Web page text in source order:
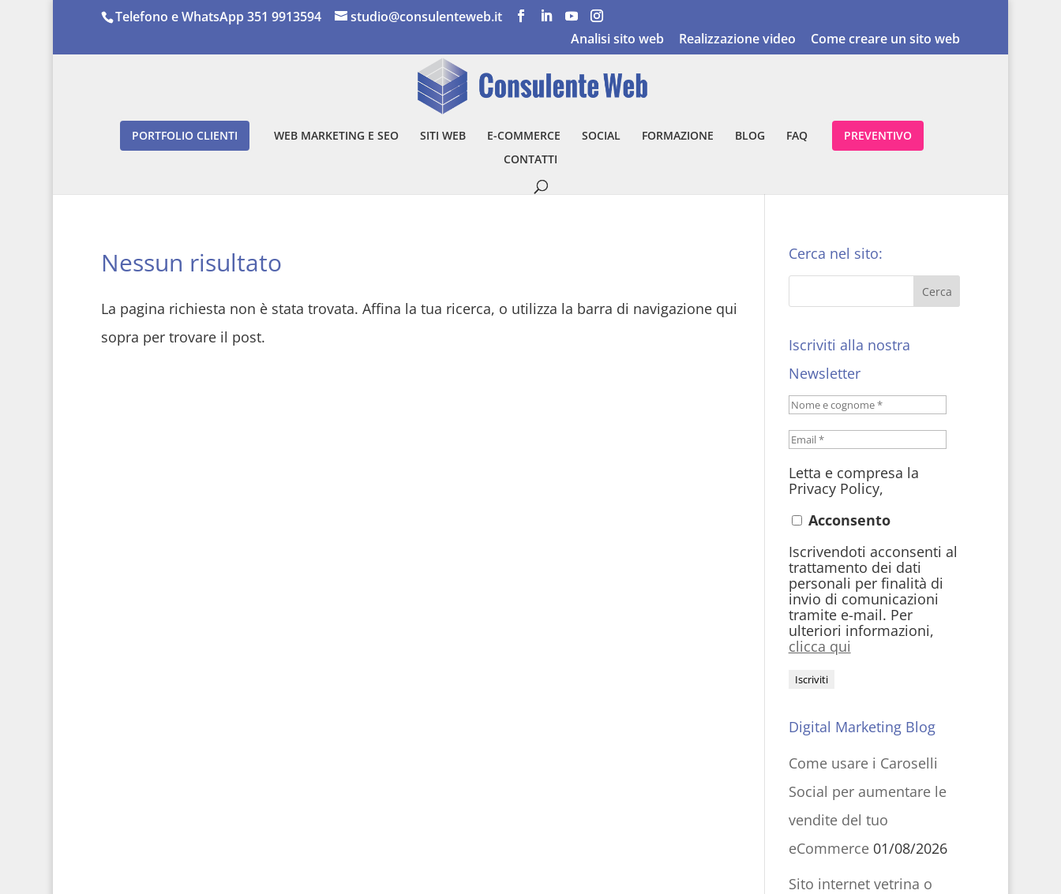
Telefono e WhatsApp 351 9913594
studio@consulenteweb.it
Analisi sito web
Realizzazione video Come creare un sito web
PORTFOLIO CLIENTI WEB MARKETING E SEO SITI WEB E-COMMERCE SOCIAL FORMAZIONE BLOG FAQ
PREVENTIVO
CONTATTI
Nessun risultato
La pagina richiesta non è stata trovata. Affina la tua ricerca, o utilizza la barra di navigazione qui
sopra per trovare il post.
Cerca nel sito:
Iscriviti alla nostra
Newsletter
Letta e compresa la
Privacy Policy,
Acconsento
Iscrivendoti acconsenti al
trattamento dei dati
personali per finalità di
invio di comunicazioni
tramite e-mail. Per
ulteriori informazioni,
clicca qui
Digital Marketing Blog
Come usare i Caroselli
Social per aumentare le
vendite del tuo
eCommerce 01/08/2026
Sito internet vetrina o